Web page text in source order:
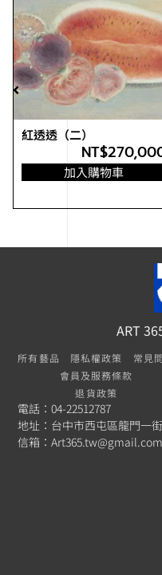
紅透透（二）
NT$
加入購物車
ART
所有藝品
隱私權政策
會員及服務條款
退貨政策
常見
電話：04-22512787
地址：台中市西屯區龍門一
信箱：Art365.tw@gmail.com